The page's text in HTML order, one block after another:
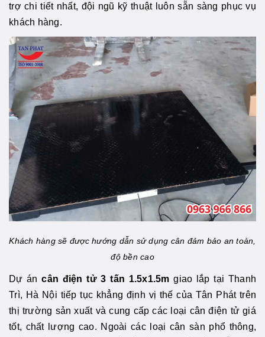
trợ chi tiết nhất, đội ngũ kỹ thuật luôn sẵn sàng phục vụ
khách hàng.
Khách hàng sẽ được hướng dẫn sử dụng cân đảm bảo an toàn,
độ bền cao
Dự áncân điện tử 3 tấn 1.5x1.5m giao lắp tại Thanh
Trì, Hà Nội tiếp tục khẳng định vị thế của Tân Phát trên
thị trường sản xuất và cung cấp các loại cân điện tử giá
tốt, chất lượng cao. Ngoài các loại cân sàn phổ thông,